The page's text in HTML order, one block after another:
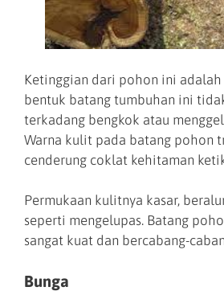
Ketinggian dari pohon ini adalah
bentuk batang tumbuhan ini
terkadang bengkok atau
Warna kulit pada batang pohon
cenderung coklat kehitaman
Permukaan kulitnya kasar,
seperti mengelupas. Batang
sangat kuat dan bercabang-
Bunga